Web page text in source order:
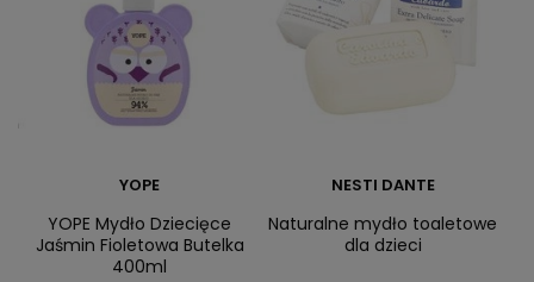
YOPE
YOPE Mydło Dziecięce
Jaśmin Fioletowa Butelka
400ml
NESTI DANTE
Naturalne mydło toaletowe
dla dzieci